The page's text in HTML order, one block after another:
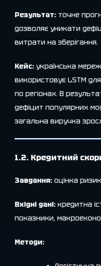
Результат: точне
дозволяє уникати
витрати на зберігання.
Кейс: українська
використовує LSTM
по регіонах. В
дефіцит популярних
загальна виручка
1.2. Кредитний
Завдання: оцінка
Вхідні дані: кредитна
показники,
Методи: